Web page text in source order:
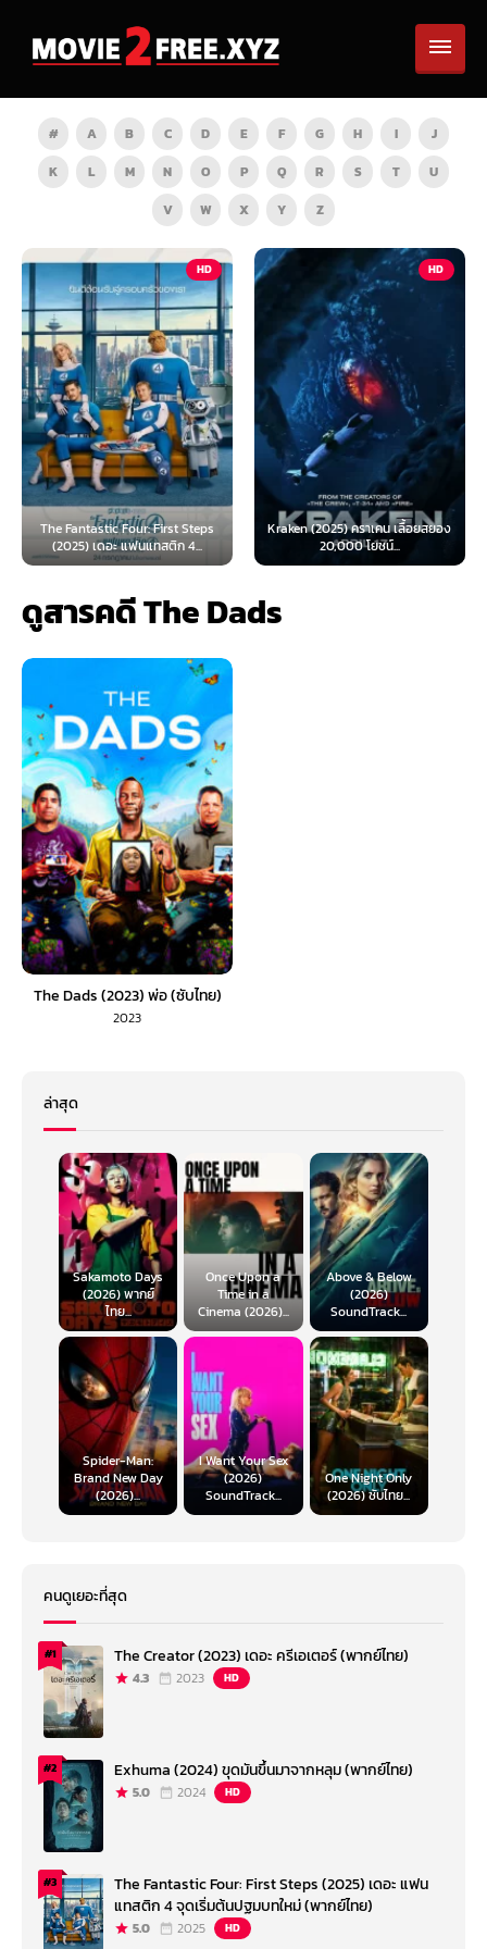
# A B C D E F G H I
J
K
L M N O P Q R S T
U
V
W X Y Z
HD
First Steps
นแทสติก 4...
Kraken (2025) คราเคน เลื้อยสยอง
20,000 โยชน์...
Oppenheimer
ดูสารคดี The Dads
The Dads (2023) พ่อ (ซับไทย)
2023
ล่าสุด
Sakamoto Days
(2026) พากย์
ไทย...
Once Upon a
Time in a
Cinema (2026)...
Above & Below
(2026)
SoundTrack...
Spider-Man:
Brand New Day
(2026)...
I Want Your Sex
(2026)
SoundTrack...
One Night Only
(2026) ซับไทย...
คนดูเยอะที่สุด
#1 The Creator (2023) เดอะ ครีเอเตอร์ (พากย์ไทย)
4.3 2023 HD
#2 Exhuma (2024) ขุดมันขึ้นมาจากหลุม (พากย์ไทย)
5.0 2024 HD
#3
The Fantastic Four: First Steps (2025) เดอะ แฟน
แทสติก 4 จุดเริ่มต้นปฐมบทใหม่ (พากย์ไทย)
5.0 2025 HD